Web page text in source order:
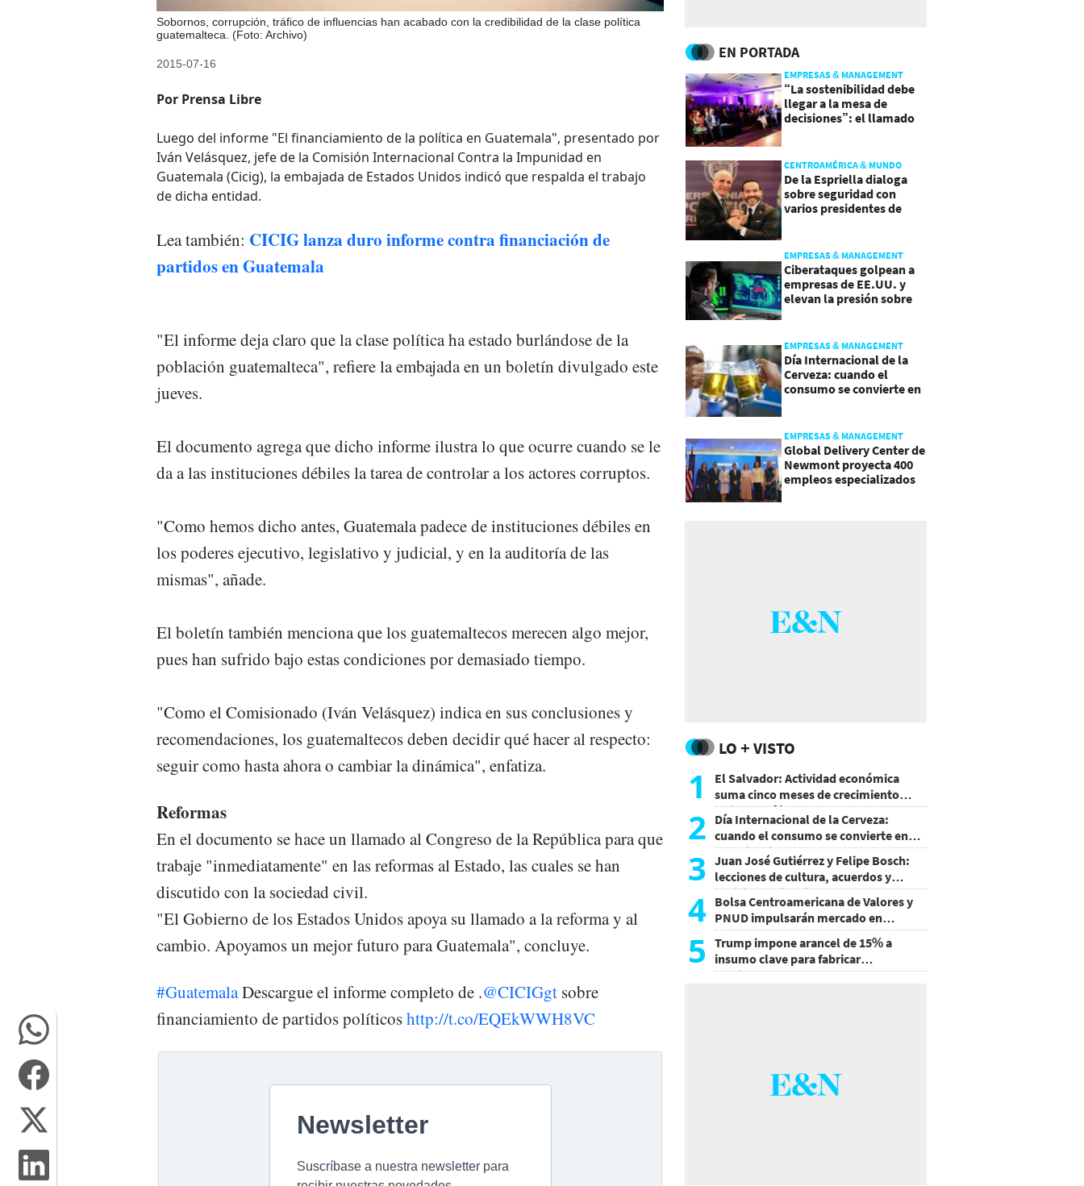
Sobornos, corrupción, tráfico de influencias han acabado con la credibilidad de la clase política
guatemalteca. (Foto: Archivo)
2015-07-16
Por Prensa Libre
Luego del informe "El financiamiento de la política en Guatemala", presentado por
Iván Velásquez, jefe de la Comisión Internacional Contra la Impunidad en
Guatemala (Cicig), la embajada de Estados Unidos indicó que respalda el trabajo
de dicha entidad.
Lea también: CICIG lanza duro informe contra financiación de
partidos en Guatemala
"El informe deja claro que la clase política ha estado burlándose de la
población guatemalteca", refiere la embajada en un boletín divulgado este
jueves.
El documento agrega que dicho informe ilustra lo que ocurre cuando se le
da a las instituciones débiles la tarea de controlar a los actores corruptos.
"Como hemos dicho antes, Guatemala padece de instituciones débiles en
los poderes ejecutivo, legislativo y judicial, y en la auditoría de las
mismas", añade.
El boletín también menciona que los guatemaltecos merecen algo mejor,
pues han sufrido bajo estas condiciones por demasiado tiempo.
"Como el Comisionado (Iván Velásquez) indica en sus conclusiones y
recomendaciones, los guatemaltecos deben decidir qué hacer al respecto:
seguir como hasta ahora o cambiar la dinámica", enfatiza.
Reformas
En el documento se hace un llamado al Congreso de la República para que
trabaje "inmediatamente" en las reformas al Estado, las cuales se han
discutido con la sociedad civil.
"El Gobierno de los Estados Unidos apoya su llamado a la reforma y al
cambio. Apoyamos un mejor futuro para Guatemala", concluye.
#GuatemalaDescargue el informe completo de .@CICIGgt sobre
financiamiento de partidos políticoshttp://t.co/EQEkWWH8VC
EN PORTADA
EMPRESAS & MANAGEMENT
“La sostenibilidad debe
llegar a la mesa de
decisiones”: el llamado
CENTROAMÉRICA & MUNDO
De la Espriella dialoga
sobre seguridad con
varios presidentes de
EMPRESAS & MANAGEMENT
Ciberataques golpean a
empresas de EE.UU. y
elevan la presión sobre
EMPRESAS & MANAGEMENT
Día Internacional de la
Cerveza: cuando el
consumo se convierte en
EMPRESAS & MANAGEMENT
Global Delivery Center de
Newmont proyecta 400
empleos especializados
LO + VISTO
1
El Salvador: Actividad económica
suma cinco meses de crecimiento
arriba de 4%
2 Día Internacional de la Cerveza:
cuando el consumo se convierte en
experiencia
3 Juan José Gutiérrez y Felipe Bosch:
lecciones de cultura, acuerdos y
decisiones sin miedo
4 Bolsa Centroamericana de Valores y
PNUD impulsarán mercado en
Honduras
5
Trump impone arancel de 15% a
insumo clave para fabricar
semiconductores y paneles